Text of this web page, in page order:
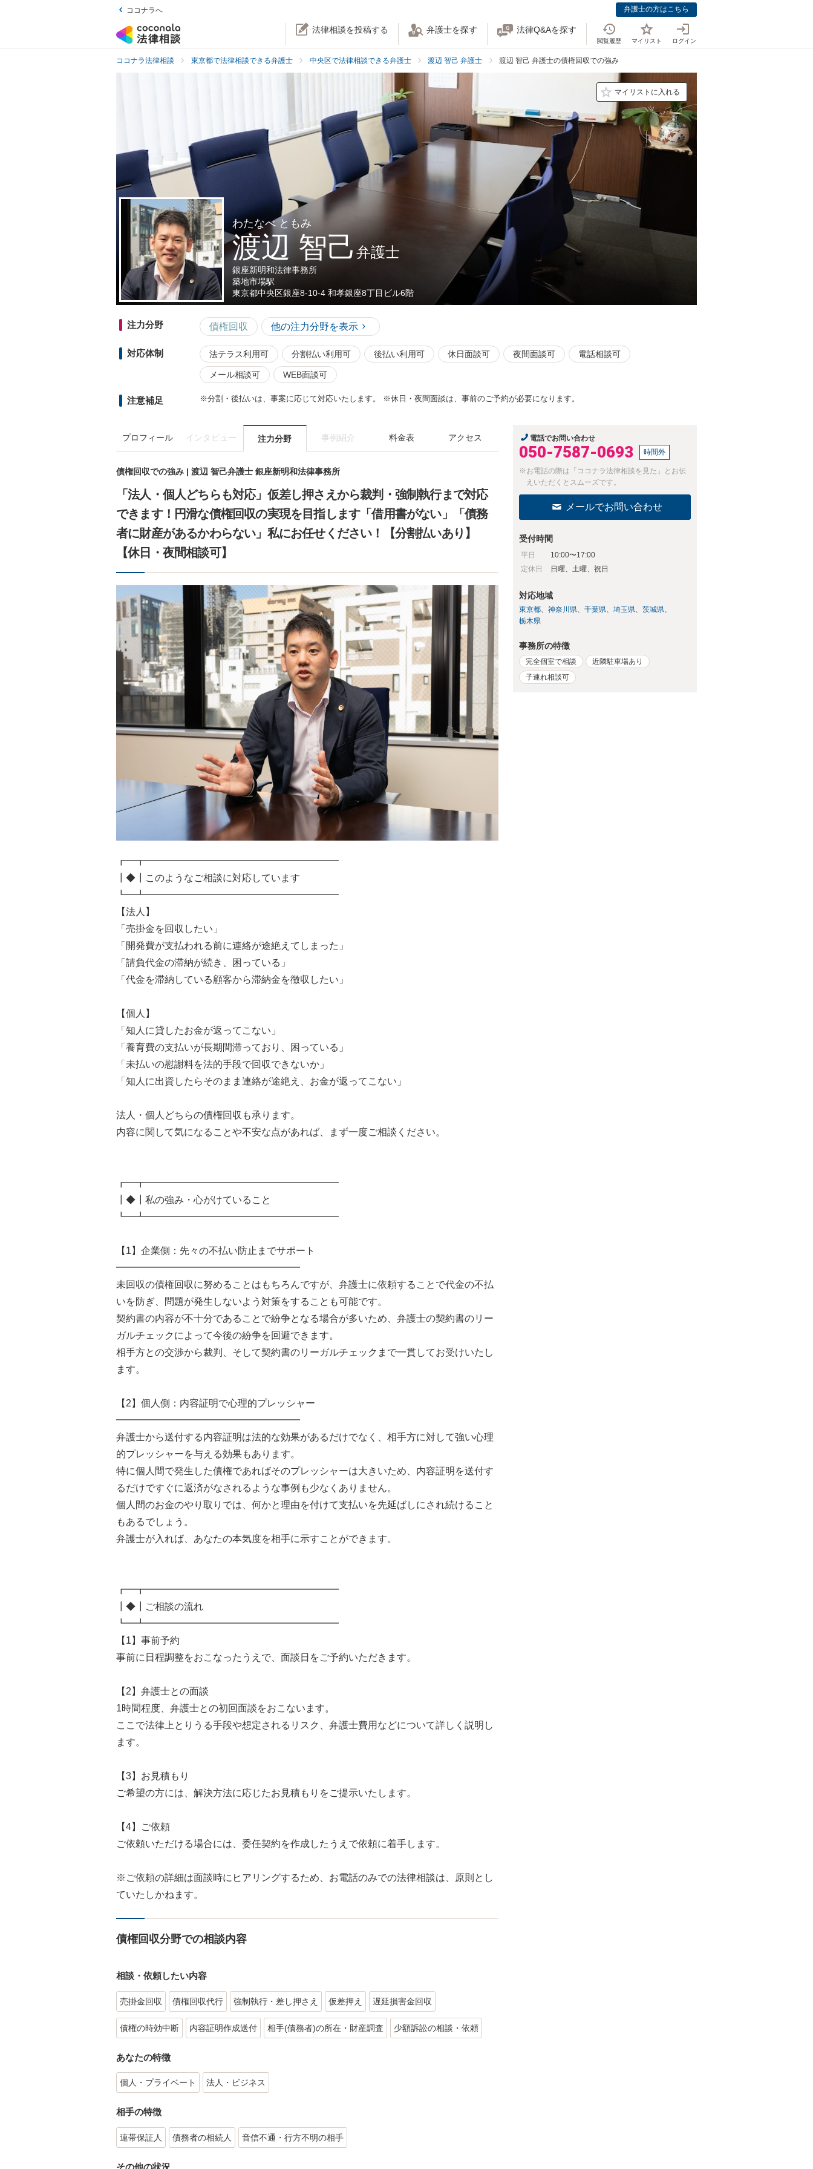
ココナラへ 弁護士の方はこちら
法律相談を投稿する 弁護士を探す 法律Q&Aを探す
閲覧履歴 マイリスト ログイン
ココナラ法律相談 東京都で法律相談できる弁護士 中央区で法律相談できる弁護士 渡辺 智己 弁護士 渡辺 智己 弁護士の債権回収での強み
マイリストに入れる
わたなべ ともみ
渡辺 智己弁護士
銀座新明和法律事務所
築地市場駅
東京都中央区銀座8-10-4 和孝銀座8丁目ビル6階
注力分野 債権回収 他の注力分野を表示
対応体制 法テラス利用可 分割払い利用可 後払い利用可 休日面談可 夜間面談可 電話相談可
メール相談可 WEB面談可
注意補足 ※分割・後払いは、事案に応じて対応いたします。 ※休日・夜間面談は、事前のご予約が必要になります。
プロフィール インタビュー 注力分野 事例紹介 料金表 アクセス
債権回収での強み | 渡辺 智己弁護士 銀座新明和法律事務所
「法人・個人どちらも対応」仮差し押さえから裁判・強制執行まで対応
できます！円滑な債権回収の実現を目指します「借用書がない」「債務
者に財産があるかわらない」私にお任せください！【分割払いあり】
【休日・夜間相談可】
┏━┳━━━━━━━━━━━━━━━━━━━━
┃◆┃このようなご相談に対応しています
┗━┻━━━━━━━━━━━━━━━━━━━━
【法人】
「売掛金を回収したい」
「開発費が支払われる前に連絡が途絶えてしまった」
「請負代金の滞納が続き、困っている」
「代金を滞納している顧客から滞納金を徴収したい」
【個人】
「知人に貸したお金が返ってこない」
「養育費の支払いが長期間滞っており、困っている」
「未払いの慰謝料を法的手段で回収できないか」
「知人に出資したらそのまま連絡が途絶え、お金が返ってこない」
法人・個人どちらの債権回収も承ります。
内容に関して気になることや不安な点があれば、まず一度ご相談ください。
┏━┳━━━━━━━━━━━━━━━━━━━━
┃◆┃私の強み・心がけていること
┗━┻━━━━━━━━━━━━━━━━━━━━
【1】企業側：先々の不払い防止までサポート
━━━━━━━━━━━━━━━━━━━
未回収の債権回収に努めることはもちろんですが、弁護士に依頼することで代金の不払
いを防ぎ、問題が発生しないよう対策をすることも可能です。
契約書の内容が不十分であることで紛争となる場合が多いため、弁護士の契約書のリー
ガルチェックによって今後の紛争を回避できます。
相手方との交渉から裁判、そして契約書のリーガルチェックまで一貫してお受けいたし
ます。
【2】個人側：内容証明で心理的プレッシャー
━━━━━━━━━━━━━━━━━━━
弁護士から送付する内容証明は法的な効果があるだけでなく、相手方に対して強い心理
的プレッシャーを与える効果もあります。
特に個人間で発生した債権であればそのプレッシャーは大きいため、内容証明を送付す
るだけですぐに返済がなされるような事例も少なくありません。
個人間のお金のやり取りでは、何かと理由を付けて支払いを先延ばしにされ続けること
もあるでしょう。
弁護士が入れば、あなたの本気度を相手に示すことができます。
┏━┳━━━━━━━━━━━━━━━━━━━━
┃◆┃ご相談の流れ
┗━┻━━━━━━━━━━━━━━━━━━━━
【1】事前予約
事前に日程調整をおこなったうえで、面談日をご予約いただきます。
【2】弁護士との面談
1時間程度、弁護士との初回面談をおこないます。
ここで法律上とりうる手段や想定されるリスク、弁護士費用などについて詳しく説明し
ます。
【3】お見積もり
ご希望の方には、解決方法に応じたお見積もりをご提示いたします。
【4】ご依頼
ご依頼いただける場合には、委任契約を作成したうえで依頼に着手します。
※ご依頼の詳細は面談時にヒアリングするため、お電話のみでの法律相談は、原則とし
ていたしかねます。
債権回収分野での相談内容
相談・依頼したい内容
売掛金回収 債権回収代行 強制執行・差し押さえ 仮差押え 遅延損害金回収
債権の時効中断 内容証明作成送付 相手(債務者)の所在・財産調査 少額訴訟の相談・依頼
あなたの特徴
個人・プライベート 法人・ビジネス
相手の特徴
連帯保証人 債務者の相続人 音信不通・行方不明の相手
その他の状況
電話でお問い合わせ
050-7587-0693 時間外
※お電話の際は「ココナラ法律相談を見た」とお伝
えいただくとスムーズです。
メールでお問い合わせ
受付時間
平日
10:00〜17:00
定休日
日曜、土曜、祝日
対応地域
東京都 神奈川県 千葉県 埼玉県
茨城県
栃木県
事務所の特徴
完全個室で相談
近隣駐車場あり
子連れ相談可